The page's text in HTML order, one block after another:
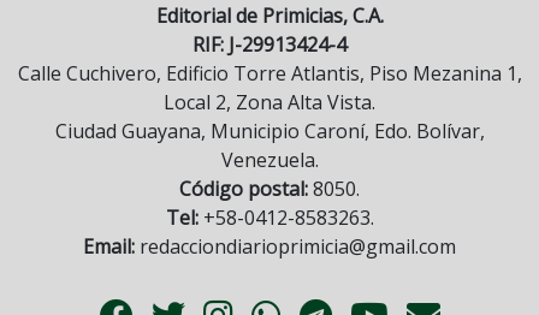
Editorial de Primicias, C.A.
RIF: J-29913424-4
Calle Cuchivero, Edificio Torre Atlantis, Piso Mezanina 1,
Local 2, Zona Alta Vista.
Ciudad Guayana, Municipio Caroní, Edo. Bolívar,
Venezuela.
Código postal:8050.
Tel:+58-0412-8583263.
Email: redacciondiarioprimicia@gmail.com